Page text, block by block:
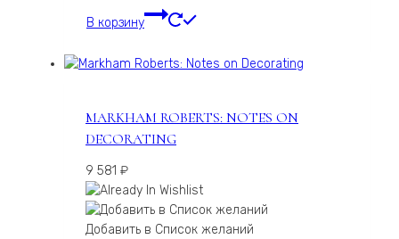
В корзину
MARKHAM ROBERTS: NOTES ON
DECORATING
9 581 ₽
Добавить в Список желаний